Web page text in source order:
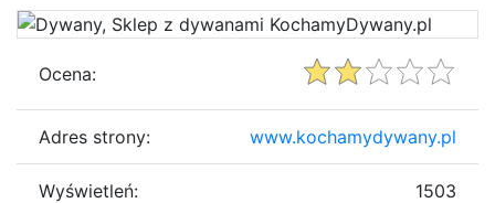
Ocena:
Adres strony: www.kochamydywany.pl
Wyświetleń: 1503